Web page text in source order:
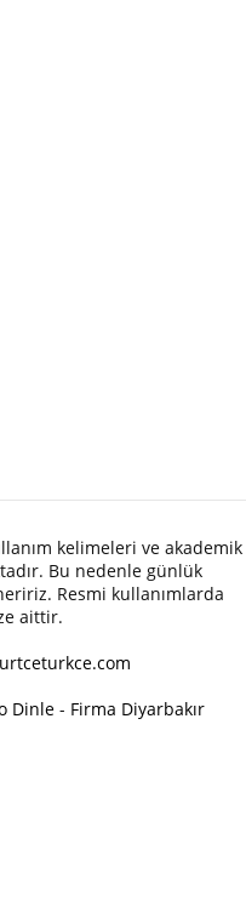
kelimeleri ve akademik
Bu nedenle günlük
Resmi kullanımlarda
aittir.
Dinle - Firma Diyarbakır